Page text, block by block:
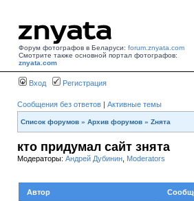
Форум фотографов в Беларуси: forum.znyata.com
Смотрите также основной портал фотографов:
znyata.com
Вход Регистрация
Сообщения без ответов | Активные темы
Список форумов » Архив форумов » Zнята
кто придумал сайт знята
Модераторы: Андрей Дубинин Moderators
Автор